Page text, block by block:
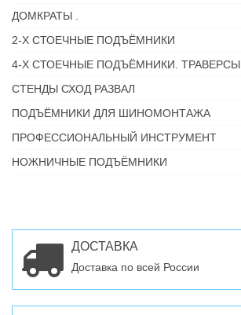
ДОМКРАТЫ .
2-Х СТОЕЧНЫЕ ПОДЪЁМНИКИ
4-Х СТОЕЧНЫЕ ПОДЪЁМНИКИ. ТРАВЕРСЫ .
СТЕНДЫ СХОД РАЗВАЛ
ПОДЪЁМНИКИ ДЛЯ ШИНОМОНТАЖА
ПРОФЕССИОНАЛЬНЫЙ ИНСТРУМЕНТ
НОЖНИЧНЫЕ ПОДЪЁМНИКИ
ДОСТАВКА
Доставка по всей России